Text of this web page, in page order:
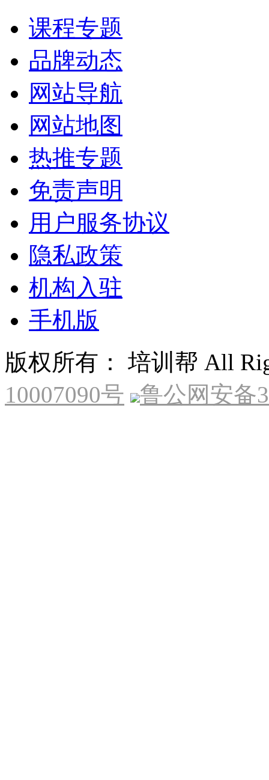
课程专题
品牌动态
网站导航
网站地图
热推专题
免责声明
用户服务协议
隐私政策
机构入驻
手机版
版权所有： 培训帮 All
10007090号
鲁公网安备